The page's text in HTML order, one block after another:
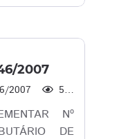
2007
2007 527
Nº
DE